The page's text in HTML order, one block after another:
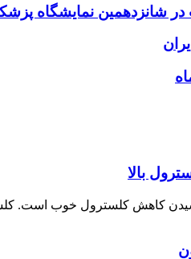
نمایشگاه پزشکی
کاهش کلسترول خوب است.